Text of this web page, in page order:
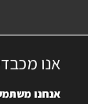
אנו
אנחנו